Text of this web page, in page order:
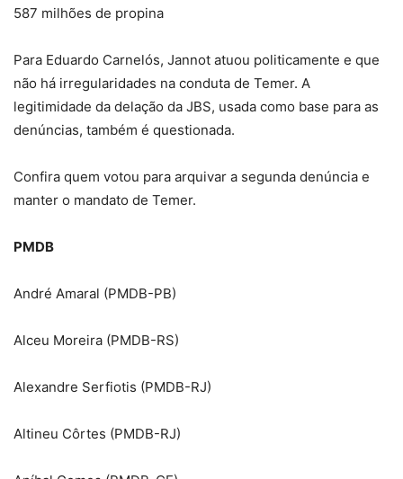
587 milhões de propina
Para Eduardo Carnelós, Jannot atuou politicamente e que
não há irregularidades na conduta de Temer. A
legitimidade da delação da JBS, usada como base para as
denúncias, também é questionada.
Confira quem votou para arquivar a segunda denúncia e
manter o mandato de Temer.
PMDB
André Amaral (PMDB-PB)
Alceu Moreira (PMDB-RS)
Alexandre Serfiotis (PMDB-RJ)
Altineu Côrtes (PMDB-RJ)